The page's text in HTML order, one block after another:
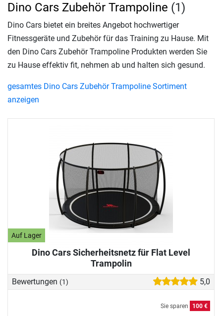
Auf Lager
Dino Cars Sicherheitsnetz für Flat Level
Trampolin
Bewertungen (1) 5,0
Sie sparen 100 €
Dino Cars Zubehör Trampoline (1)
Dino Cars bietet ein breites Angebot hochwertiger
Fitnessgeräte und Zubehör für das Training zu Hause. Mit
den Dino Cars Zubehör Trampoline Produkten werden Sie
zu Hause effektiv fit, nehmen ab und halten sich gesund.
gesamtes Dino Cars Zubehör Trampoline Sortiment
anzeigen